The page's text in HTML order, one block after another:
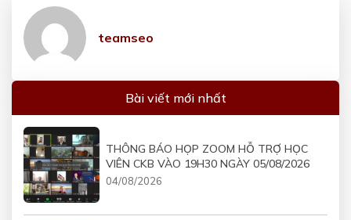
teamseo
Bài viết mới nhất
THÔNG BÁO HỌP ZOOM HỖ TRỢ HỌC
VIÊN CKB VÀO 19H30 NGÀY 05/08/2026
04/08/2026